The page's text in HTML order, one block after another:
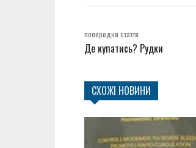
попередня стаття
Де купатись? Рудки
СХОЖІ НОВИНИ